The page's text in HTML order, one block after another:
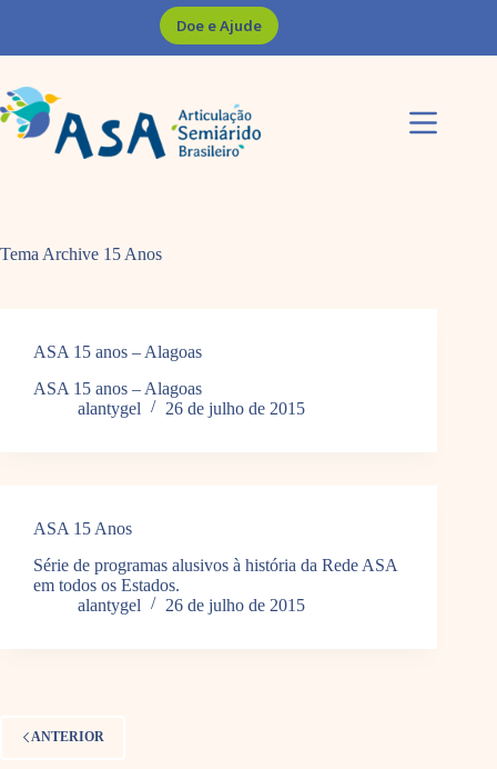
Doe e Ajude
Tema Archive 15 Anos
ASA 15 anos – Alagoas
ASA 15 anos – Alagoas
alantygel
26 de julho de 2015
ASA 15 Anos
Série de programas alusivos à história da Rede ASA
em todos os Estados.
alantygel
26 de julho de 2015
ANTERIOR